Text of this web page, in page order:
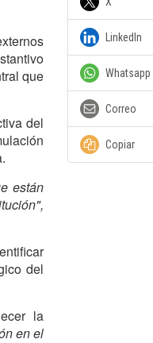
que
del
están
del
la
en el
LinkedIn
Whatsapp
Correo
Copiar